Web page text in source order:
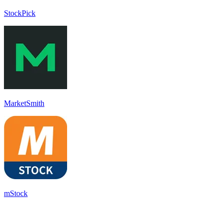
StockPick
MarketSmith
mStock